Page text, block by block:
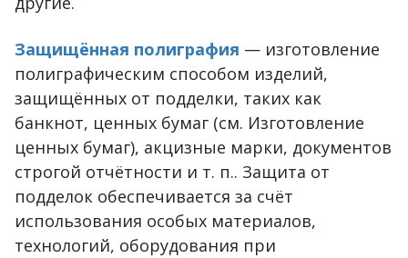
Защищённая полиграфия — изготовление
полиграфическим способом изделий,
защищённых от подделки, таких как
банкнот, ценных бумаг (см. Изготовление
ценных бумаг), акцизные марки, документов
строгой отчётности и т. п.. Защита от
подделок обеспечивается за счёт
использования особых материалов,
технологий, оборудования при